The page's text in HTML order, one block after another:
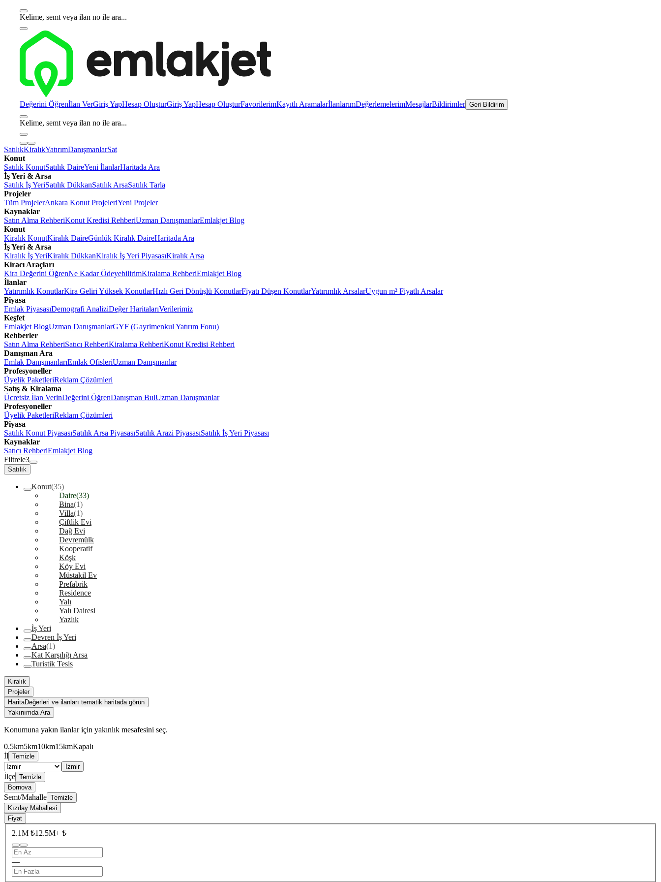
Kelime, semt veya ilan no ile ara...
Değerini Öğrenİlan VerGiriş YapHesap OluşturGiriş YapHesap OluşturFavorilerimKayıtlı AramalarİlanlarımDeğerlemelerimMesajlarBildirimler Geri Bildirim
Kelime, semt veya ilan no ile ara...
SatılıkKiralıkYatırımDanışmanlarSat
Konut
Satılık KonutSatılık DaireYeni İlanlarHaritada Ara
İş Yeri & Arsa
Satılık İş YeriSatılık DükkanSatılık ArsaSatılık Tarla
Projeler
Tüm ProjelerAnkara Konut ProjeleriYeni Projeler
Kaynaklar
Satın Alma RehberiKonut Kredisi RehberiUzman DanışmanlarEmlakjet Blog
Konut
Kiralık KonutKiralık DaireGünlük Kiralık DaireHaritada Ara
İş Yeri & Arsa
Kiralık İş YeriKiralık DükkanKiralık İş Yeri PiyasasıKiralık Arsa
Kiracı Araçları
Kira Değerini ÖğrenNe Kadar ÖdeyebilirimKiralama RehberiEmlakjet Blog
İlanlar
Yatırımlık KonutlarKira Geliri Yüksek KonutlarHızlı Geri Dönüşlü KonutlarFiyatı Düşen KonutlarYatırımlık ArsalarUygun m² Fiyatlı Arsalar
Piyasa
Emlak PiyasasıDemografi AnaliziDeğer HaritalarıVerilerimiz
Keşfet
Emlakjet BlogUzman DanışmanlarGYF (Gayrimenkul Yatırım Fonu)
Rehberler
Satın Alma RehberiSatıcı RehberiKiralama RehberiKonut Kredisi Rehberi
Danışman Ara
Emlak DanışmanlarıEmlak OfisleriUzman Danışmanlar
Profesyoneller
Üyelik PaketleriReklam Çözümleri
Satış & Kiralama
Ücretsiz İlan VerinDeğerini ÖğrenDanışman BulUzman Danışmanlar
Profesyoneller
Üyelik PaketleriReklam Çözümleri
Piyasa
Satılık Konut PiyasasıSatılık Arsa PiyasasıSatılık Arazi PiyasasıSatılık İş Yeri Piyasası
Kaynaklar
Satıcı RehberiEmlakjet Blog
Filtrele3
Satılık
Konut(35)
Daire(33)
Bina(1)
Villa(1)
Çiftlik Evi
Dağ Evi
Devremülk
Kooperatif
Köşk
Köy Evi
Müstakil Ev
Prefabrik
Residence
Yalı
Yalı Dairesi
Yazlık
İş Yeri
Devren İş Yeri
Arsa(1)
Kat Karşılığı Arsa
Turistik Tesis
Kiralık
Projeler
HaritaDeğerleri ve ilanları tematik haritada görün
Yakınımda Ara
Konumuna yakın ilanlar için yakınlık mesafesini seç.
0.5km5km10km15kmKapalı
İl Temizle
İzmir
İlçe Temizle
Bornova
Semt/Mahalle Temizle
Kızılay Mahallesi
Fiyat
2.1M ₺12.5M+ ₺
—